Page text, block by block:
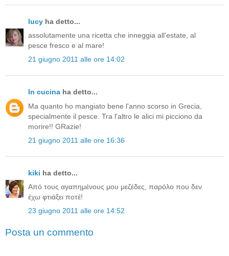
lucy ha detto...
assolutamente una ricetta che inneggia all'estate, al
pesce fresco e al mare!
21 giugno 2011 alle ore 14:02
In cucina ha detto...
Ma quanto ho mangiato bene l'anno scorso in Grecia,
specialmente il pesce. Tra l'altro le alici mi picciono da
morire!! GRazie!
21 giugno 2011 alle ore 16:36
kiki ha detto...
Από τους αγαπημένους μου μεζέδες, παρόλο που δεν
έχω φτιάξει ποτέ!
23 giugno 2011 alle ore 14:52
Posta un commento